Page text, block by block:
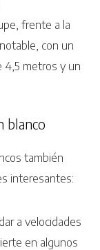
frente a la
con un
4,5 metros y un
blanco
también
interesantes:
a velocidades
en algunos